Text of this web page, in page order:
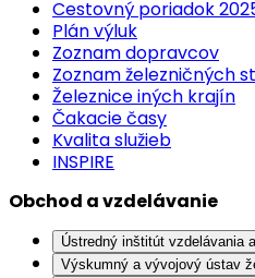
Cestovný poriadok
Plán výluk
Zoznam dopravcov
Zoznam železničných
Železnice iných krajín
Čakacie časy
Kvalita služieb
INSPIRE
Obchod a vzdelávanie
Ústredný inštitút vzdelávania
Výskumný a vývojový ústav